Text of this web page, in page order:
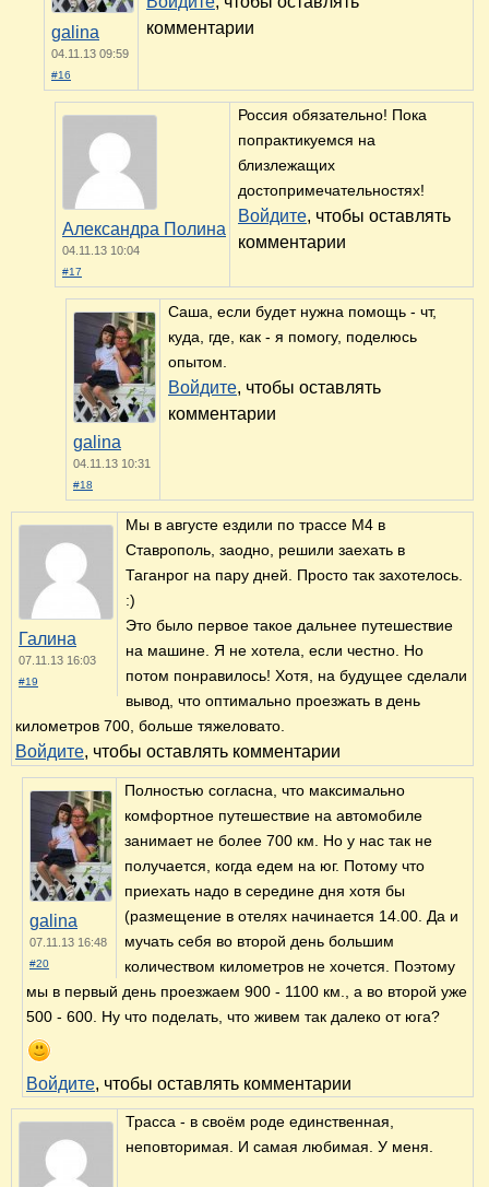
galina
04.11.13 09:59
#16
комментарии
Александра Полина
04.11.13 10:04
#17
Россия обязательно! Пока
попрактикуемся на
близлежащих
достопримечательностях!
Войдите, чтобы оставлять
комментарии
galina
04.11.13 10:31
#18
Саша, если будет нужна помощь - чт,
куда, где, как - я помогу, поделюсь
опытом.
Войдите, чтобы оставлять
комментарии
Галина
07.11.13 16:03
#19
Мы в августе ездили по трассе М4 в
Ставрополь, заодно, решили заехать в
Таганрог на пару дней. Просто так захотелось.
:)
Это было первое такое дальнее путешествие
на машине. Я не хотела, если честно. Но
потом понравилось! Хотя, на будущее сделали
вывод, что оптимально проезжать в день
километров 700, больше тяжеловато.
Войдите, чтобы оставлять комментарии
galina
07.11.13 16:48
#20
Полностью согласна, что максимально
комфортное путешествие на автомобиле
занимает не более 700 км. Но у нас так не
получается, когда едем на юг. Потому что
приехать надо в середине дня хотя бы
(размещение в отелях начинается 14.00. Да и
мучать себя во второй день большим
количеством километров не хочется. Поэтому
мы в первый день проезжаем 900 - 1100 км., а во второй уже
500 - 600. Ну что поделать, что живем так далеко от юга?
Войдите, чтобы оставлять комментарии
Трасса - в своём роде единственная,
неповторимая. И самая любимая. У меня.